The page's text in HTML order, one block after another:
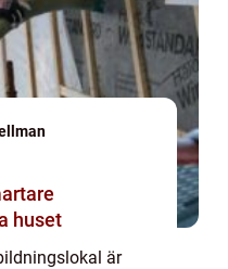
huset
är